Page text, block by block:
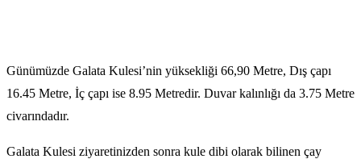
Günümüzde Galata Kulesi’nin yüksekliği 66,90 Metre, Dış çapı
16.45 Metre, İç çapı ise 8.95 Metredir. Duvar kalınlığı da 3.75 Metre
civarındadır.
Galata Kulesi ziyaretinizden sonra kule dibi olarak bilinen çay